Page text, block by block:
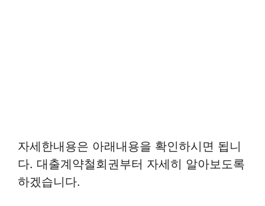
자세한내용은 아래내용을 확인하시면 됩니
다. 대출계약철회권부터 자세히 알아보도록
하겠습니다.